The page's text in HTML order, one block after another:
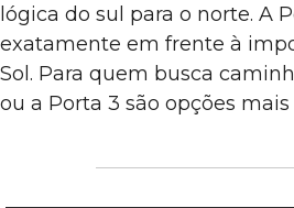
lógica do sul para o norte. A
exatamente em frente à
Sol. Para quem busca
ou a Porta 3 são opções mais